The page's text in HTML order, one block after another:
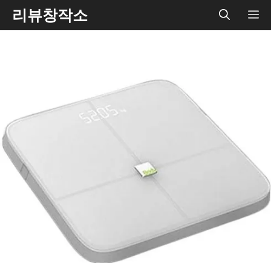
Skip리뷰창작소